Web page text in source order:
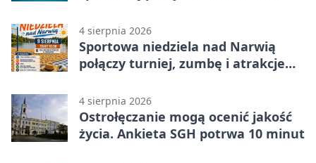
4 sierpnia 2026
Sportowa niedziela nad Narwią
połączy turniej, zumbę i atrakcje
4 sierpnia 2026
Ostrołęczanie mogą ocenić jakość
życia. Ankieta SGH potrwa 10 minut